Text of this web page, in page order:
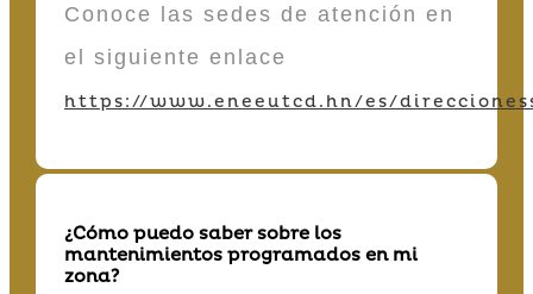
Conoce las sedes de atención en
el siguiente enlace
https://www.eneeutcd.hn/es/
¿Cómo puedo saber sobre los
mantenimientos programados en mi
zona?